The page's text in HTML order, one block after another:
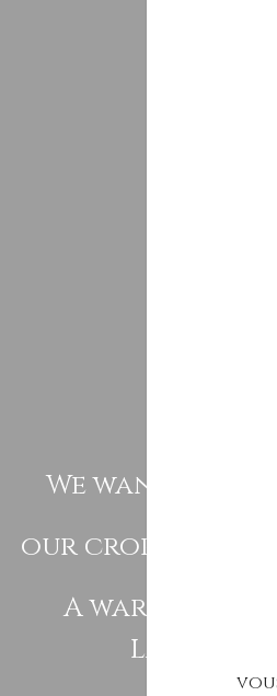
We want to
our crops, the
A warm
Laura &